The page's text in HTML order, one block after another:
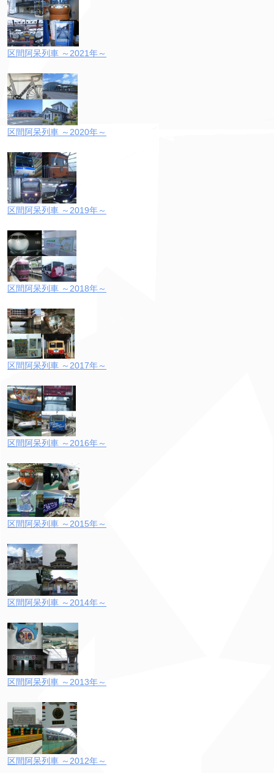
区間阿呆列車 ～2021年～
区間阿呆列車 ～2020年～
区間阿呆列車 ～2019年～
区間阿呆列車 ～2018年～
区間阿呆列車 ～2017年～
区間阿呆列車 ～2016年～
区間阿呆列車 ～2015年～
区間阿呆列車 ～2014年～
区間阿呆列車 ～2013年～
区間阿呆列車 ～2012年～